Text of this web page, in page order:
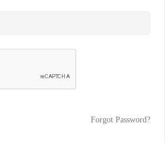
Forgot Password?